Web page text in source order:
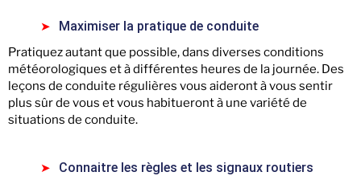
Maximiser la pratique de conduite
Pratiquez autant que possible, dans diverses conditions
météorologiques et à différentes heures de la journée. Des
leçons de conduite régulières vous aideront à vous sentir
plus sûr de vous et vous habitueront à une variété de
situations de conduite.
Connaitre les règles et les signaux routiers